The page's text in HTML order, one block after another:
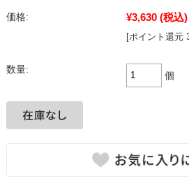
価格: ¥3,630 (税込)
[ポイント還元
数量:
個